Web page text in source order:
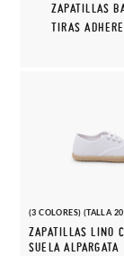
ZAPATILLAS
TIRAS
(3 COLORES) (TALLA
ZAPATILLAS LINO
SUELA ALPARGATA